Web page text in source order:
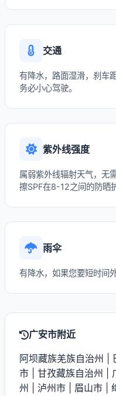
交通
有降水，路面湿滑，刹车
务必小心驾驶。
紫外线强度
属弱紫外线辐射天气，无
擦SPF在8-12之间的防晒
雨伞
有降水，如果您要短时间
广安市附近
阿坝藏族羌族自治州
市
甘孜藏族自治州
州
泸州市 眉山市